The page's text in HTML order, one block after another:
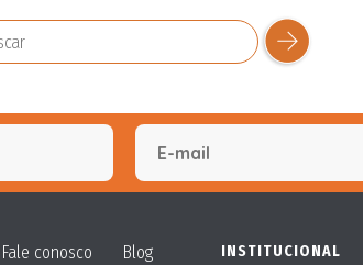
Fale conosco Blog
INSTITUCIONAL